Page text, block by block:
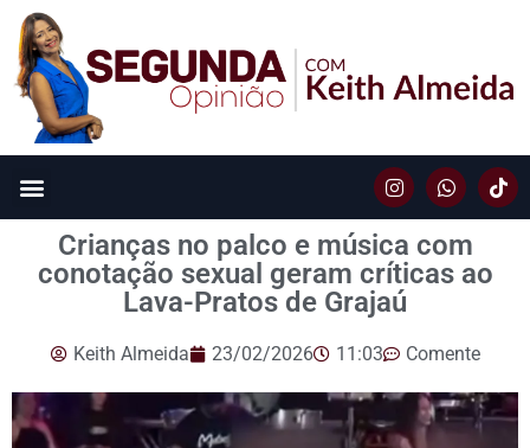
Crianças no palco e música com
conotação sexual geram críticas ao
Lava-Pratos de Grajaú
Keith Almeida 23/02/2026 11:03 Comente